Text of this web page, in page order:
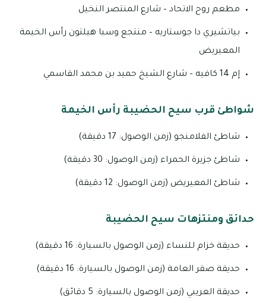
مطعم روح الاتحاد – شارع المنتصر النخيل
بياتشيري دا جوستاريه – منتجع وسبا هيلتون رأس الخيمة
المعيريض
إم 14 كافيه – شارع الشيخ حميد بن محمد القاسمي
شواطئ قرب سيح الحضيبة رأس الخيمة
شاطئ الفلامنجو (زمن الوصول: 17 دقيقة)
شاطئ جزيرة الحمراء (زمن الوصول: 30 دقيقة)
شاطئ المعيريض (زمن الوصول: 12 دقيقة)
حدائق ومنتزهات سيح الحضيبة
حديقة خزام للنساء (زمن الوصول بالسيارة: 16 دقيقة)
حديقة صقر العامة (زمن الوصول بالسيارة: 16 دقيقة)
حديقة العريبي (زمن الوصول بالسيارة: 5 دقائق)